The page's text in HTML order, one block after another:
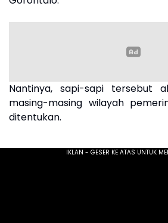
Nantinya, sapi-sapi tersebut
masing-masing wilayah
ditentukan.